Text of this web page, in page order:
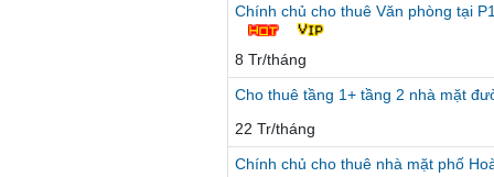
Chính chủ cho thuê Văn phòng tại
8 Tr/tháng
Cho thuê tầng 1+ tầng 2 nhà mặt
22 Tr/tháng
Chính chủ cho thuê nhà mặt phố